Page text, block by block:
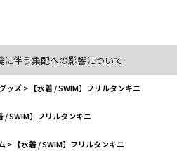
に伴う集配への影響について
ッズ> 【水着 / SWIM】フリルタンキニ
/ SWIM】フリルタンキニ
> 【水着 / SWIM】フリルタンキニ